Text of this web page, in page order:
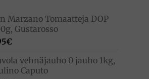
Marzano Tomaatteja DOP
Gustarosso
€
vehnäjauho 0 jauho 1kg,
Caputo